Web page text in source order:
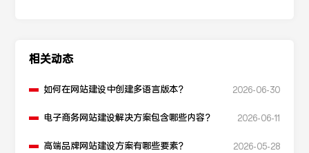
相关动态
如何在网站建设中创建多语言版本？ 2026-06-30
电子商务网站建设解决方案包含哪些内容？ 2026-06-11
高端品牌网站建设方案有哪些要素？ 2026-05-28